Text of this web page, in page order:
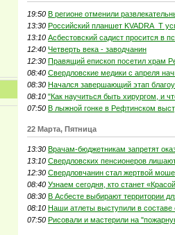
19:50 В регионе отменили
13:30 Российский планшет KVADRA_T
13:10 Асбестовский садист просится в
12:40 Четверть века - заводчанин
12:30 Правящий епископ посетил храм
08:40 Свердловские медики с апреля
08:30 Начался завершающий этап
08:10 "Как научиться быть хирургом, и
07:50 В лыжной гонке в Рефтинском
22 Марта, Пятница
13:30 Врачам-бюджетникам запретят
13:10 Свердловских пенсионеров
12:30 Свердловчанин стал жертвой
08:40 Узнаем сегодня, кто станет
08:30 В Асбесте выбирают территории
08:10 Наши атлеты выступили в составе
07:50 Рисовали и мастерили на